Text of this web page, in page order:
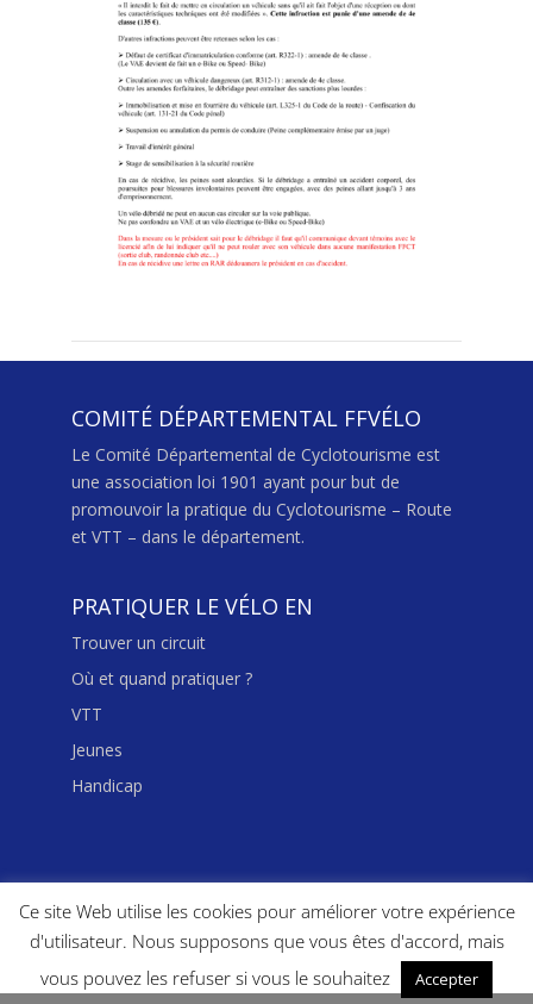
COMITÉ DÉPARTEMENTAL FFVÉLO
Le Comité Départemental de Cyclotourisme est
une association loi 1901 ayant pour but de
promouvoir la pratique du Cyclotourisme – Route
et VTT – dans le département.
PRATIQUER LE VÉLO EN
Trouver un circuit
Où et quand pratiquer ?
VTT
Jeunes
Handicap
Ce site Web utilise les cookies pour améliorer votre expérience
d'utilisateur. Nous supposons que vous êtes d'accord, mais
vous pouvez les refuser si vous le souhaitez
Accepter